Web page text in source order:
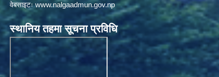
वेबसाइटःwww.nalgaadmun.gov.np
स्थानिय तहमा सूचना प्रविधि